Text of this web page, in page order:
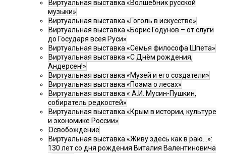
Виртуальная выставка «Волшебник русской
музыки»
Виртуальная выставка «Гоголь в искусстве»
Виртуальная выставка «Борис Годунов – от слуги
до Государя всея Руси»
Виртуальная выставка «Семья философа Шпета»
Виртуальная выставка «С Днём рождения,
Андерсен!»
Виртуальная выставка «Музей и его создатели»
Виртуальная выставка «Поэма о лесах»
Виртуальная выставка « А.И. Мусин-Пушкин,
собиратель редкостей»
Виртуальная выставка «Крым в истории, культуре
и экономике России»
Освобождение
Виртуальная выставка «Живу здесь как в раю…»:
130 лет со дня рождения Виталия Валентиновича